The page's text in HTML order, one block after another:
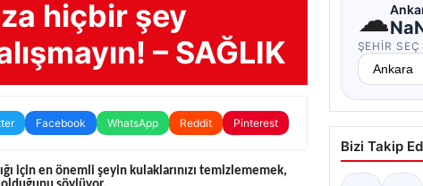
hiçbir şey
– SAĞLIK
Facebook WhatsApp Reddit Pinterest
için en önemli şeyin kulaklarınızı temizlememek,
☁
ŞEHIR SEÇ
Bizi Takip